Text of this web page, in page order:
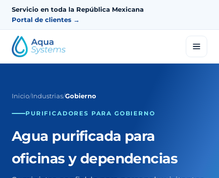
Servicio en toda la República Mexicana
Portal de clientes →
Inicio/Industrias/Gobierno
PURIFICADORES PARA GOBIERNO
Agua purificada para
oficinas y dependencias